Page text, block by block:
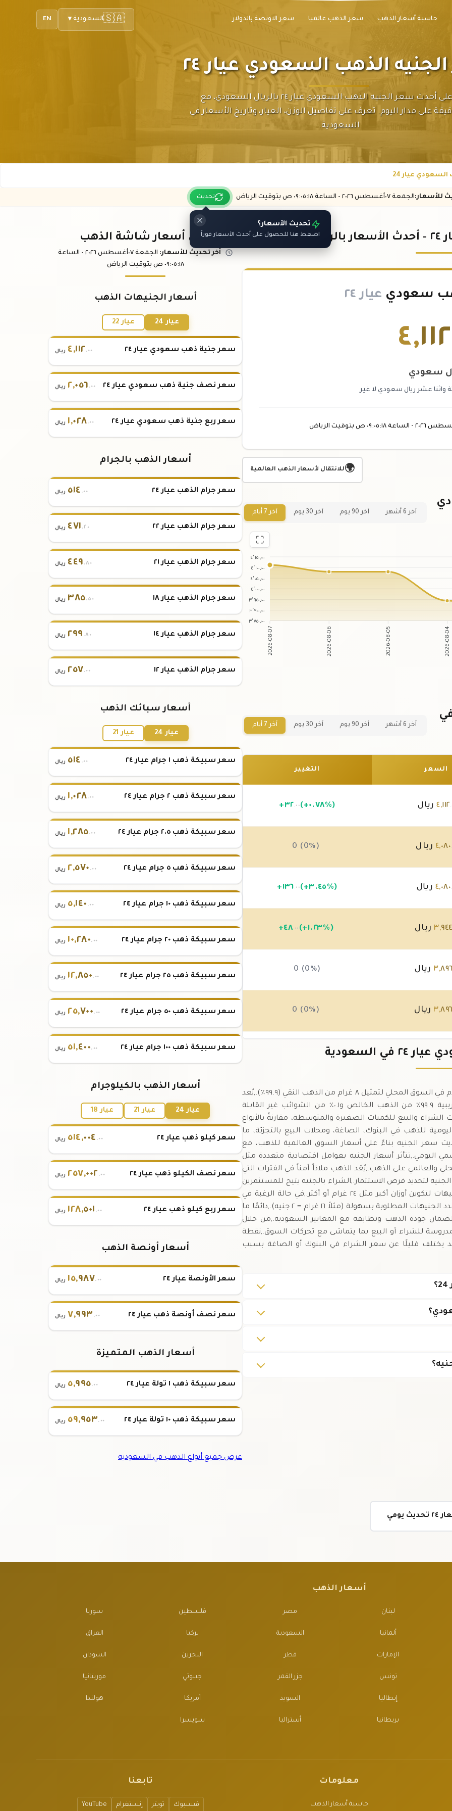
حاسبة أسعار الذهب سعر الذهب عالميا سعر الاونصة بالدولار EN 🇸🇦السعودية ▼
الذهب السعودي عيار ٢٤
احصل على أحدث سعر الجنيه الذهب السعودي عيار ٢٤ بالريال السعودي، مع
على مدار اليوم. تعرف على تفاصيل الوزن، العيار، وتاريخ الأسعار في
السعودية.
عيار 24
للأسعار:الجمعة ٠٧ أغسطس ٢٠٢٦ - الساعة :١٨ ص بتوقيت الرياض تحديث
تحديث الأسعار؟
اضغط هنا للحصول على أحدث الأسعار فوراً
سعودي عيار ٢٤
٤,١١٢
سعودي
واثنا عشر ريال سعودي لا غير
٢٠٢٦ - الساعة ٠٩:٠٥:١٨ ص بتوقيت الرياض
🌍للانتقال لأسعار الذهب العالمية
آخر 6 أشهر آخر 90 يوم آخر 30 يوم آخر 7 أيام
٤٬١٥٠٫٠٠
٤٬١٠٠٫٠٠
٤٬٠٥٠٫٠٠
٤٬٠٠٠٫٠٠
٣٬٩٥٠٫٠٠
٣٬٩٠٠٫٠٠
٣٬٨٥٠٫٠٠
2026-08-07 2026-08-06 2026-08-05 2026-08-04
ذهب سعودي عيار 24 في
آخر 6 أشهر آخر 90 يوم آخر 30 يوم آخر 7 أيام
السعر التغيير
٤,١١٢ ريال +٣٢ .٠٠ (+٠.٧٨%)
٤,٠٨٠ ريال 0 (0%)
٤,٠٨٠ ريال +١٣٦ .٠٠ (+٣.٤٥%)
٣,٩٤٤ ريال +٤٨ .٠٠ (+١.٢٣%)
٣,٨٩٦ ريال 0 (0%)
٣,٨٩٦ ريال 0 (0%)
٣, ريال (-٠.٢%) السعودية
جنيه الذهب السعودي عيار ٢٤ هو وحدة قياسية تُستخدم في السوق المحلي لتمثيل ٨ غرام من الذهب النقي (٩٩.٩٪).,يُعد
عيار ٢٤ أعلى نقاء للذهب، حيث يحتوي على نسبة تقريبية ٩٩.٩٪ من الذهب الخالص و٠.١٪ من الشوائب غير القابلة
في تسهيل عمليات الشراء والبيع للكميات الصغيرة والمتوسطة، مقارنةً بالأنواع
للذهب في البنوك، الصاغة، ومحلات البيع بالتجزئة، ما
سعر الجنيه بناءً على أسعار السوق العالمية للذهب، مع
اليومي.,تتأثر أسعار الجنيه بعوامل اقتصادية متعددة مثل
والعالمي على الذهب.,يُعَد الذهب ملاذاً آمناً في الفترات التي
لتحديد فرص الاستثمار.,الشراء بالجنيه يتيح للمستثمرين
تنويع محفظتهم بسهولة، حيث يمكن تجميع عدة جنيهات لتكوين أوزان أكبر مثل ٢٤ غرام أو أكثر.,في حالة الرغبة في
شراء ذهب بأوزان غير معيارية، يمكن تحويل الوزن إلى عدد الجنيهات المطلوبة بسهولة (مثلاً ١٦ غرام = ٢ جنيه).,دائمًا ما
جودة الذهب وتطابقه مع المعايير السعودية.,من خلال
مدروسة للشراء أو البيع بما يتماشى مع تحركات السوق.,نقطة
يختلف قليلًا عن سعر الشراء في البنوك أو الصاغة بسبب
باقي أسعار شاشة الذهب
آخر تحديث للأسعار: الجمعة ٠٧ أغسطس ٢٠٢٦ -
الساعة
٠٩:٠٥:١٨ ص بتوقيت الرياض
أسعار الجنيهات الذهب
عيار 24 عيار 22
سعر جنية ذهب سعودي عيار ٢٤ ٤,١١٢ .٠٠ ريال
سعر نصف جنية ذهب سعودي عيار ٢٤ ٢,٠٥٦ .٠٠ ريال
سعر ربع جنية ذهب سعودي عيار ٢٤ ١,٠٢٨.٠٠ ريال
أسعار الذهب بالجرام
سعر جرام الذهب عيار ٢٤ ٥١٤ .٠٠ ريال
سعر جرام الذهب عيار ٢٢ ٤٧١ .٢٠ ريال
سعر جرام الذهب عيار ٢١ ٤٤٩ .٨٠ ريال
سعر جرام الذهب عيار ١٨ ٣٨٥.٥٠ ريال
سعر جرام الذهب عيار ١٤ ٢٩٩ .٨٠ ريال
سعر جرام الذهب عيار ١٢ ٢٥٧ .٠٠ ريال
أسعار سبائك الذهب
عيار 24 عيار 21
سعر سبيكة ذهب ١ جرام عيار ٢٤ ٥١٤ .٠٠ ريال
سعر سبيكة ذهب ٢ جرام عيار ٢٤ ١,٠٢٨.٠٠ ريال
سعر سبيكة ذهب ٢.٥ جرام عيار ٢٤ ١,٢٨٥.٠٠ ريال
سعر سبيكة ذهب ٥ جرام عيار ٢٤ ٢,٥٧٠ .٠٠ ريال
سعر سبيكة ذهب ١٠ جرام عيار ٢٤ ٥,١٤٠ .٠٠ ريال
سعر سبيكة ذهب ٢٠ جرام عيار ٢٤ ١٠,٢٨٠.٠٠ ريال
سعر سبيكة ذهب ٢٥ جرام عيار ٢٤ ١٢,٨٥٠.٠٠ ريال
سعر سبيكة ذهب ٥٠ جرام عيار ٢٤ ٢٥,٧٠٠.٠٠ ريال
سعر سبيكة ذهب ١٠٠ جرام عيار ٢٤ ٥١,٤٠٠.٠٠ ريال
أسعار الذهب بالكيلوجرام
عيار 24 عيار 21 عيار 18
سعر كيلو ذهب عيار ٢٤ ٥١٤,٠٠٤ .٠٠ ريال
سعر نصف الكيلو ذهب عيار ٢٤ ٢٥٧,٠٠٢ .٠٠ ريال
سعر ربع كيلو ذهب عيار ٢٤ ١٢٨,٥٠١ .٠٠ ريال
أسعار أونصة الذهب
سعر الأونصة عيار ٢٤ ١٥,٩٨٧.٠٠ ريال
سعر نصف أونصة ذهب عيار ٢٤ ٧,٩٩٣ .٠٠ ريال
أسعار الذهب المتميزة
سعر سبيكة ذهب ١ تولة عيار ٢٤ ٥,٩٩٥.٠٠ ريال
سعر سبيكة ذهب ١٠ تولة عيار ٢٤ ٥٩,٩٥٣.٠٠ ريال
عرض جميع أنواع الذهب في السعودية
أسعار الذهب
لبنان مصر فلسطين سوريا
ألمانيا السعودية تركيا العراق
الإمارات قطر البحرين السودان
تونس جزر القمر جيبوتي موريتانيا
إيطاليا السويد أمريكا هولندا
بريطانيا أستراليا سويسرا
معلومات
حاسبة أسعار الذهب
تابعنا
فيسبوك تويتر إنستغرام YouTube